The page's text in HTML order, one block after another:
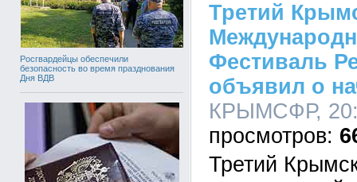
Росгвардейцы обеспечили
безопасность во время празднования
Дня ВДВ
Третий
Фестиваль
объявил о
КРЫМСФР,
Третий